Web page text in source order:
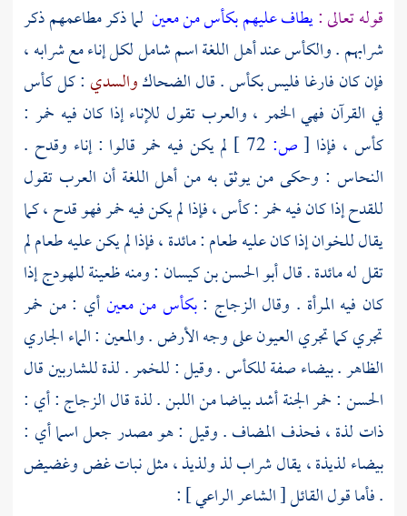
قوله تعالى :يطاف عليهم بكأس من معين لما ذكر مطاعمهم ذكر
شرابهم . والكأس عند أهل اللغة اسم شامل لكل إناء مع شرابه ،
فإن كان فارغا فليس بكأس . قالالضحاكوالسدي : كل كأس
في القرآن فهي الخمر ، والعرب تقول للإناء إذا كان فيه خمر :
كأس ، فإذا [ص:
لم يكن فيه خمر قالوا : إناء وقدح .
النحاس : وحكى من يوثق به من أهل اللغة أن العرب تقول
للقدح إذا كان فيه خمر : كأس ، فإذا لم يكن فيه خمر فهو قدح ، كما
يقال للخوان إذا كان عليه طعام : مائدة ، فإذا لم يكن عليه طعام لم
تقل له مائدة . قالأبو الحسن بن كيسان : ومنه ظعينة للهودج إذا
كان فيه المرأة . وقال الزجاج :بكأس من معينأي : من خمر
تجري كما تجري العيون على وجه الأرض . والمعين : الماء الجاري
الظاهر . بيضاء صفة للكأس . وقيل : للخمر . لذة للشاربين قال
الحسن: خمر الجنة أشد بياضا من اللبن . لذة قالالزجاج: أي :
ذات لذة ، فحذف المضاف . وقيل : هو مصدر جعل اسما أي :
بيضاء لذيذة ، يقال شراب لذ ولذيذ ، مثل نبات غض وغضيض
. فأما قول القائل [ الشاعر الراعي ] :